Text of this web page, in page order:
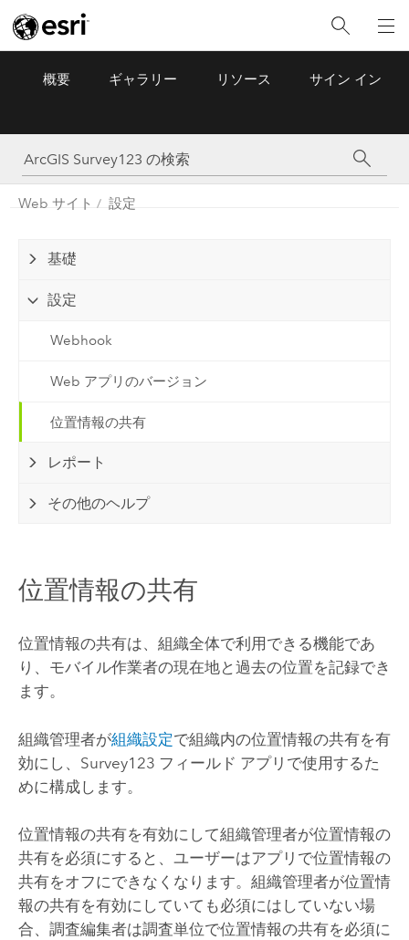
ArcGIS Survey123
概要 ギャラリー リソース サイン イン
Web サイト 設定
基礎
設定
Webhook
Web アプリのバージョン
位置情報の共有
レポート
その他のヘルプ
位置情報の共有
位置情報の共有は、組織全体で利用できる機能であ
り、モバイル作業者の現在地と過去の位置を記録でき
ます。
組織管理者が組織設定で組織内の位置情報の共有を有
効にし、 Survey123 フィールド アプリで使用するた
めに構成します。
位置情報の共有を有効にして組織管理者が位置情報の
共有を必須にすると、ユーザーはアプリで位置情報の
共有をオフにできなくなります。組織管理者が位置情
報の共有を有効にしていても必須にはしていない場
合、調査編集者は調査単位で位置情報の共有を必須に